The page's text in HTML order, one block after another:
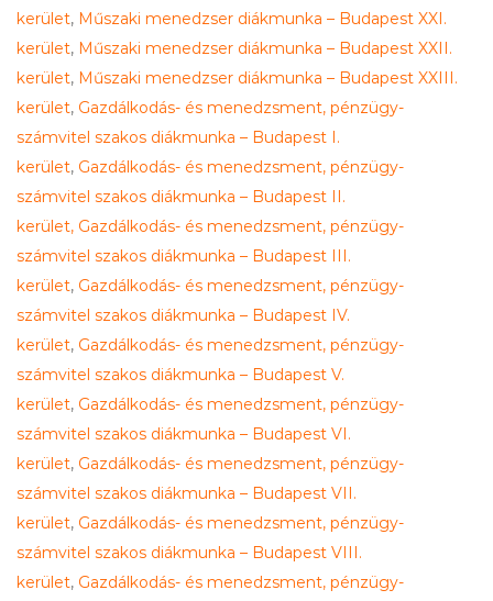
kerület, Műszaki menedzser diákmunka – Budapest XXI.
kerület, Műszaki menedzser diákmunka – Budapest XXII.
kerület, Műszaki menedzser diákmunka – Budapest XXIII.
kerület, Gazdálkodás- és menedzsment, pénzügy-
számvitel szakos diákmunka – Budapest I.
kerület, Gazdálkodás- és menedzsment, pénzügy-
számvitel szakos diákmunka – Budapest II.
kerület, Gazdálkodás- és menedzsment, pénzügy-
számvitel szakos diákmunka – Budapest III.
kerület, Gazdálkodás- és menedzsment, pénzügy-
számvitel szakos diákmunka – Budapest IV.
kerület, Gazdálkodás- és menedzsment, pénzügy-
számvitel szakos diákmunka – Budapest V.
kerület, Gazdálkodás- és menedzsment, pénzügy-
számvitel szakos diákmunka – Budapest VI.
kerület, Gazdálkodás- és menedzsment, pénzügy-
számvitel szakos diákmunka – Budapest VII.
kerület, Gazdálkodás- és menedzsment, pénzügy-
számvitel szakos diákmunka – Budapest VIII.
kerület, Gazdálkodás- és menedzsment, pénzügy-